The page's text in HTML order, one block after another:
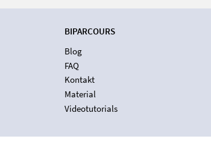
BIPARCOURS
Blog
FAQ
Kontakt
Material
Videotutorials